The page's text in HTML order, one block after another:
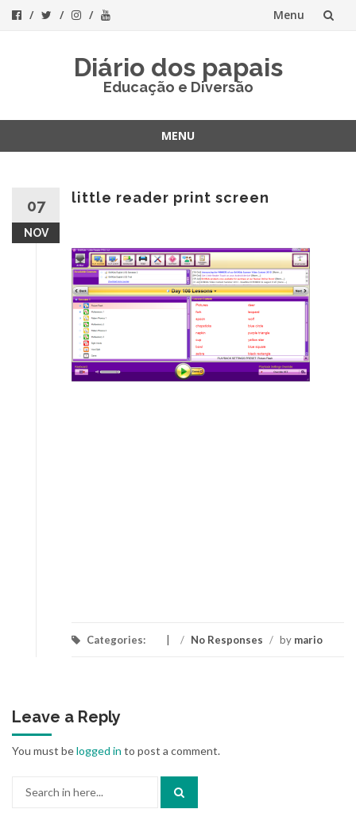
Menu
Diário dos papais
Educação e Diversão
MENU
07
NOV
little reader print screen
Categories: / No Responses / by mario
Leave a Reply
You must belogged in to post a comment.